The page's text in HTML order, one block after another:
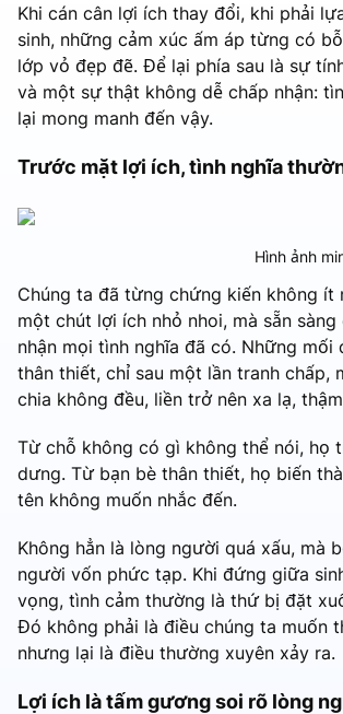
Khi cán cân lợi ích thay đổi, khi phải
sinh, những cảm xúc ấm áp từng có
lớp vỏ đẹp đẽ. Để lại phía sau là sự
và một sự thật không dễ chấp nhận:
lại mong manh đến vậy.
Trước mặt lợi ích, tình nghĩa
Hình ảnh
Chúng ta đã từng chứng kiến không ít
một chút lợi ích nhỏ nhoi, mà sẵn
nhận mọi tình nghĩa đã có. Những mối
thân thiết, chỉ sau một lần tranh chấp,
chia không đều, liền trở nên xa lạ,
Từ chỗ không có gì không thể nói, họ
dưng. Từ bạn bè thân thiết, họ biến
tên không muốn nhắc đến.
Không hẳn là lòng người quá xấu, mà
người vốn phức tạp. Khi đứng giữa
vọng, tình cảm thường là thứ bị đặt
Đó không phải là điều chúng ta muốn
nhưng lại là điều thường xuyên xảy ra.
Lợi ích là tấm gương soi rõ lòng